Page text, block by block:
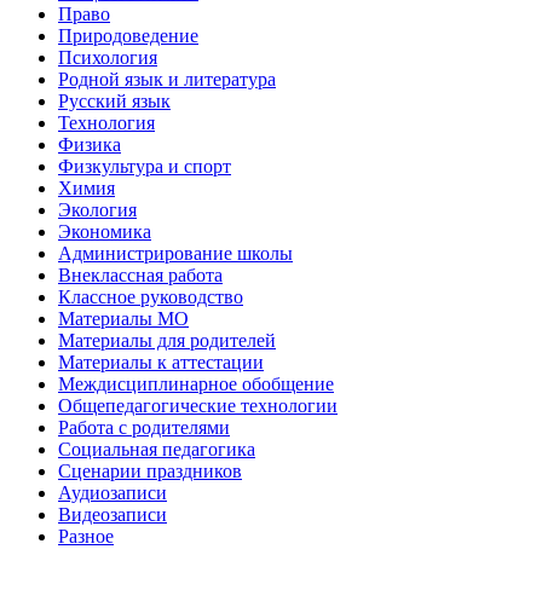
Право
Природоведение
Психология
Родной язык и литература
Русский язык
Технология
Физика
Физкультура и спорт
Химия
Экология
Экономика
Администрирование школы
Внеклассная работа
Классное руководство
Материалы МО
Материалы для родителей
Материалы к аттестации
Междисциплинарное обобщение
Общепедагогические технологии
Работа с родителями
Социальная педагогика
Сценарии праздников
Аудиозаписи
Видеозаписи
Разное